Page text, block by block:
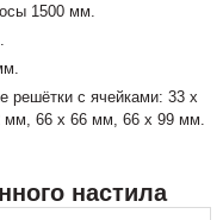
1500 мм.
решётки с ячейками: 33 х
66 х 66 мм, 66 х 99 мм.
настила